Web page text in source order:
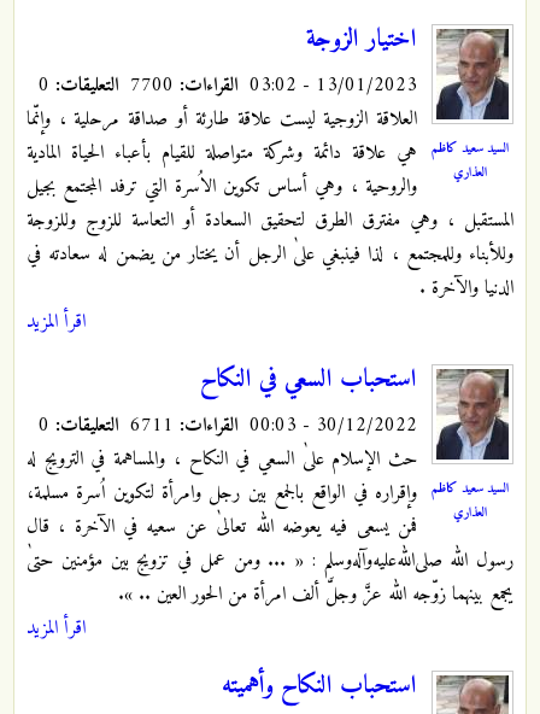
السيد سعيد كاظم
العذاري
اختيار الزوجة
13/01/2023 - 03:02 القراءات: التعليقات:
العلاقة الزوجية ليست علاقة طارئة أو صداقة مرحلية ، وإنّما
هي علاقة دائمة وشركة متواصلة للقيام بأعباء الحياة المادية
والروحية ، وهي أساس تكوين الاُسرة التي ترفد المجتمع بجيل
المستقبل ، وهي مفترق الطرق لتحقيق السعادة أو التعاسة للزوج وللزوجة
وللأبناء وللمجتمع ، لذا فينبغي علىٰ الرجل أن يختار من يضمن له سعادته في
الدنيا والآخرة .
اقرأ المزيد
السيد سعيد كاظم
العذاري
استحباب السعي في النكاح
30/12/2022 - 00:03 القراءات: التعليقات:
حث الإسلام علىٰ السعي في النكاح ، والمساهمة في الترويج له
وإقراره في الواقع بالجمع بين رجل وامرأة لتكوين اُسرة مسلمة،
فمن يسعى فيه يعوضه الله تعالىٰ عن سعيه في الآخرة ، قال
رسول الله صلى‌الله‌عليه‌وآله‌وسلم : « ... ومن عمل في تزويج بين مؤمنين حتىٰ
يجمع بينهما زوّجه الله عزَّ وجلَّ ألف امرأة من الحور العين .. ».
اقرأ المزيد
استحباب النكاح وأهميته